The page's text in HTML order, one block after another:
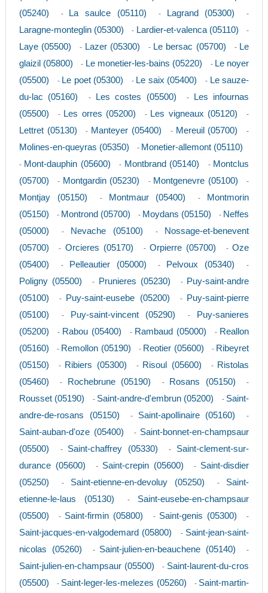
(05240)
- La saulce (05110) - Lagrand (05300) -
Laragne-monteglin (05300) - Lardier-et-valenca (05110) -
Laye (05500) - Lazer (05300) - Le bersac (05700) - Le
glaizil (05800)
- Le monetier-les-bains (05220) - Le noyer
(05500)
- Le poet (05300) - Le saix (05400) - Le sauze-
du-lac (05160)
- Les costes (05500) -
Les infournas
(05500)
- Les orres (05200) - Les vigneaux (05120) -
Lettret (05130) - Manteyer (05400) - Mereuil (05700) -
Molines-en-queyras (05350) - Monetier-allemont (05110)
- Mont-dauphin (05600) - Montbrand (05140) - Montclus
(05700)
- Montgardin (05230) - Montgenevre (05100) -
Montjay (05150) - Montmaur (05400) -
Montmorin
(05150)
- Montrond (05700) - Moydans (05150) - Neffes
(05000)
- Nevache (05100) -
Nossage-et-benevent
(05700)
- Orcieres (05170) - Orpierre (05700) -Oze
(05400)
- Pelleautier (05000) - Pelvoux (05340) -
Poligny (05500) - Prunieres (05230) - Puy-saint-andre
(05100)
- Puy-saint-eusebe (05200) -
Puy-saint-pierre
(05100)
- Puy-saint-vincent (05290) -
Puy-sanieres
(05200)
- Rabou (05400) - Rambaud (05000) - Reallon
(05160)
- Remollon (05190) - Reotier (05600) - Ribeyret
(05150)
- Ribiers (05300) - Risoul (05600) - Ristolas
(05460)
- Rochebrune (05190) - Rosans (05150) -
Rousset (05190) - Saint-andre-d'embrun (05200) - Saint-
andre-de-rosans (05150)
- Saint-apollinaire (05160) -
Saint-auban-d'oze (05400) - Saint-bonnet-en-champsaur
(05500)
- Saint-chaffrey (05330) - Saint-clement-sur-
durance (05600)
- Saint-crepin (05600) - Saint-disdier
(05250)
- Saint-etienne-en-devoluy (05250) - Saint-
etienne-le-laus (05130)
- Saint-eusebe-en-champsaur
(05500)
- Saint-firmin (05800) - Saint-genis (05300) -
Saint-jacques-en-valgodemard (05800) - Saint-jean-saint-
nicolas (05260)
- Saint-julien-en-beauchene (05140) -
Saint-julien-en-champsaur (05500) - Saint-laurent-du-cros
(05500)
- Saint-leger-les-melezes (05260) - Saint-martin-